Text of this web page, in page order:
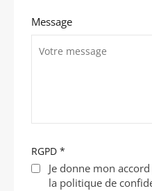
Message
RGPD *
Je donne mon
la politique de